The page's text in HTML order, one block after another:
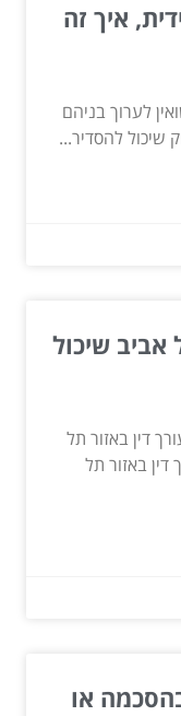
איך זה
לערוך בניהם
שיכול להסדיר...
אביב שיכול
דין באזור תל
באזור תל
או